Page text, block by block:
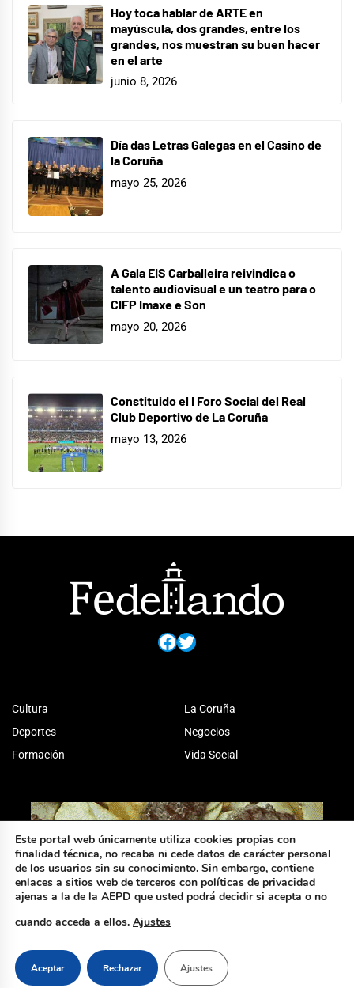
Hoy toca hablar de ARTE en
mayúscula, dos grandes, entre los
grandes, nos muestran su buen hacer
en el arte
junio 8, 2026
Día das Letras Galegas en el Casino de
la Coruña
mayo 25, 2026
A Gala EIS Carballeira reivindica o
talento audiovisual e un teatro para o
CIFP Imaxe e Son
mayo 20, 2026
Constituido el I Foro Social del Real
Club Deportivo de La Coruña
mayo 13, 2026
Facebook
Twitter
Cultura
Deportes
Formación
La Coruña
Negocios
Vida Social
Este portal web únicamente utiliza cookies propias con
finalidad técnica, no recaba ni cede datos de carácter personal
de los usuarios sin su conocimiento. Sin embargo, contiene
enlaces a sitios web de terceros con políticas de privacidad
ajenas a la de la AEPD que usted podrá decidir si acepta o no
cuando acceda a ellos. Ajustes
Aceptar Rechazar Ajustes